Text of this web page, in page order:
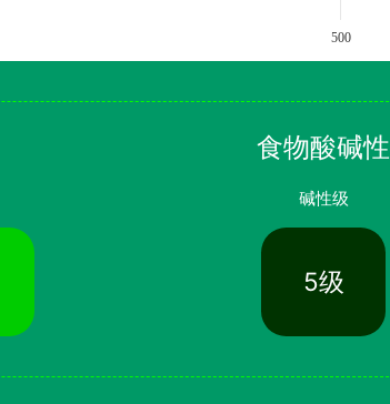
500
食物酸碱性
碱性级
5级